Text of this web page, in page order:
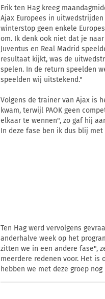
Erik ten Hag kreeg
Ajax Europees in
winterstop geen enkele
om. Ik denk ook niet dat je
Juventus en Real Madrid
resultaat kijkt, was de
spelen. In de return speelden
speelden wij uitstekend."
Volgens de trainer van Ajax is
kwam, terwijl PAOK geen
elkaar te wennen", zo gaf hij
In deze fase ben ik dus blij
Ten Hag werd vervolgens
anderhalve week op het
zitten we in een andere fase",
meerdere redenen voor. Het is
hebben we met deze groep